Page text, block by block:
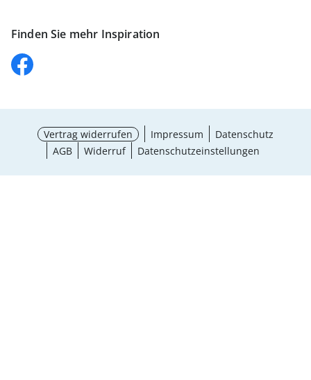
Finden Sie mehr Inspiration
Vertrag widerrufen Impressum
Datenschutz
AGB
Widerruf Datenschutzeinstellungen